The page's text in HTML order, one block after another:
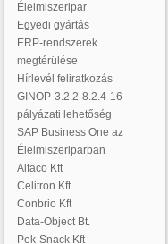
Élelmiszeripar
Egyedi gyártás
ERP-rendszerek
megtérülése
Hírlevél feliratkozás
GINOP-3.2.2-8.2.4-16
pályázati lehetőség
SAP Business One az
Élelmiszeriparban
Alfaco Kft
Celitron Kft
Conbrio Kft
Data-Object Bt.
Pek-Snack Kft